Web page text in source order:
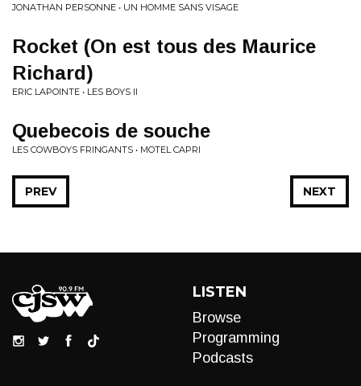
JONATHAN PERSONNE • UN HOMME SANS VISAGE
Rocket (On est tous des Maurice
Richard)
ERIC LAPOINTE • LES BOYS II
Quebecois de souche
LES COWBOYS FRINGANTS • MOTEL CAPRI
NEXT
PREV
LISTEN
Browse
Programming
Podcasts